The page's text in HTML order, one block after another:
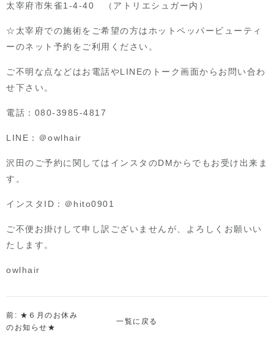
太宰府市朱雀1-4-40 （アトリエシュガー内）
☆太宰府での施術をご希望の方はホットペッパービューティ
ーのネット予約をご利用ください。
ご不明な点などはお電話やLINEのトーク画面からお問い合わ
せ下さい。
電話：080-3985-4817
LINE：＠owlhair
沢田のご予約に関してはインスタのDMからでもお受け出来ま
す。
インスタID：＠hito0901
ご不便お掛けして申し訳ございませんが、よろしくお願いい
たします。
owlhair
前: ★６月のお休み
のお知らせ★
一覧に戻る